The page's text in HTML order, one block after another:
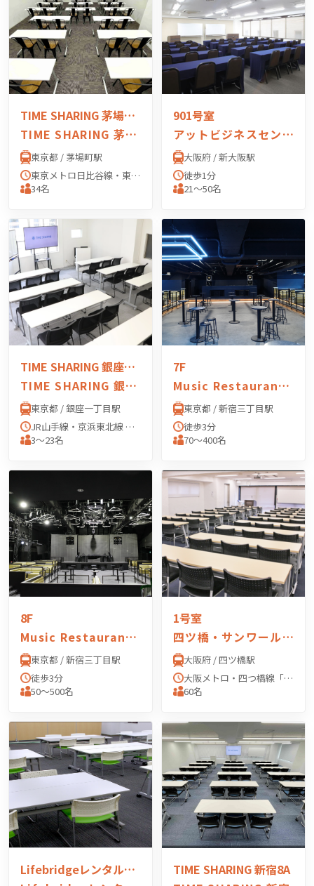
TIME SHARING 茅場町 岡本ビル
TIME SHARING 茅場町 岡本ビル
東京都 / 茅場町駅
東京メトロ日比谷線・東西線 茅場町駅 「3番出口」
34名
901号室
アットビジネスセンター PREMIUM 新大阪（正面口駅前）
大阪府 / 新大阪駅
徒歩1分
21〜50名
TIME SHARING 銀座一丁目
TIME SHARING 銀座一丁目
東京都 / 銀座一丁目駅
JR山手線・京浜東北線 有楽町駅 「京橋口」 より徒歩7分 東京メトロ有楽町線 銀座一丁目駅 「11番出口」 より徒歩1分 東京メトロ銀座線・丸の内線 銀座駅 「A13出口」 より徒歩4分 東京メトロ日比谷線 東銀座駅 「A2出口」 より徒歩5分 都営浅草線 宝町駅 「A3出口」 より徒歩5分
3〜23名
7F
Music Restaurant APEXIA（ミュージックレスラン アペクシア）
東京都 / 新宿三丁目駅
徒歩3分
70〜400名
8F
Music Restaurant APEXIA（ミュージックレスラン アペクシア）
東京都 / 新宿三丁目駅
徒歩3分
50〜500名
1号室
四ツ橋・サンワールドビル 1号室
大阪府 / 四ツ橋駅
大阪メトロ・四つ橋線「四ツ橋」駅 4番出口より徒歩0分
60名
Lifebridgeレンタル会議室
TIME SHARING 新宿8A